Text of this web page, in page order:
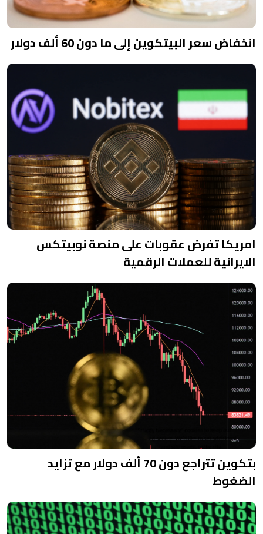
انخفاض سعر البيتكوين إلى ما دون 60 ألف دولار
امريكا تفرض عقوبات على منصة نوبيتكس
الايرانية للعملات الرقمية
بتكوين تتراجع دون 70 ألف دولار مع تزايد
الضغوط